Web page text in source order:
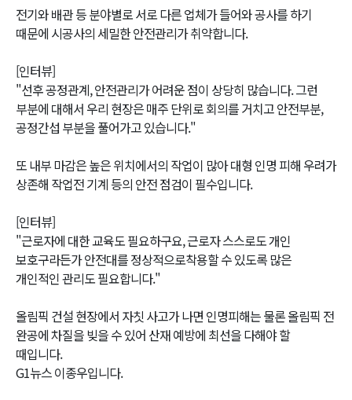
전기와 배관 등 분야별로 서로 다른 업체가 들어와 공사를 하기
때문에 시공사의 세밀한 안전관리가 취약합니다.
[인터뷰]
"선후 공정관계, 안전관리가 어려운 점이 상당히 많습니다. 그런
부분에 대해서 우리 현장은 매주 단위로 회의를 거치고 안전부분,
공정간섭 부분을 풀어가고 있습니다."
또 내부 마감은 높은 위치에서의 작업이 많아 대형 인명 피해 우려가
상존해 작업전 기계 등의 안전 점검이 필수입니다.
[인터뷰]
"근로자에 대한 교육도 필요하구요, 근로자 스스로도 개인
보호구라든가 안전대를 정상적으로착용할 수 있도록 많은
개인적인 관리도 필요합니다."
올림픽 건설 현장에서 자칫 사고가 나면 인명피해는 물론 올림픽 전
완공에 차질을 빚을 수 있어 산재 예방에 최선을 다해야 할
때입니다.
G1뉴스 이종우입니다.